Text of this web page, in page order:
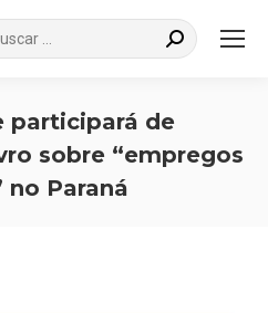
participará de
sobre “empregos
no Paraná